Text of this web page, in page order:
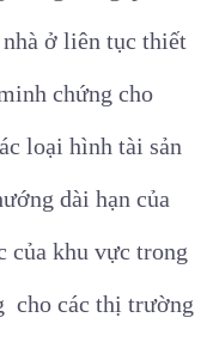
ở liên tục thiết
chứng cho
loại hình tài sản
dài hạn của
của khu vực trong
cho các thị trường